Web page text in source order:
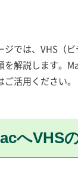
ジでは、VHS（
を解説します。
ご活用ください。
へVHS